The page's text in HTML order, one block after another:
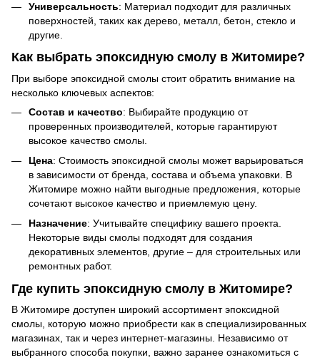
Универсальность: Материал подходит для различных
поверхностей, таких как дерево, металл, бетон, стекло и
другие.
Как выбрать эпоксидную смолу в Житомире?
При выборе эпоксидной смолы стоит обратить внимание на
несколько ключевых аспектов:
Состав и качество: Выбирайте продукцию от
проверенных производителей, которые гарантируют
высокое качество смолы.
Цена: Стоимость эпоксидной смолы может варьироваться
в зависимости от бренда, состава и объема упаковки. В
Житомире можно найти выгодные предложения, которые
сочетают высокое качество и приемлемую цену.
Назначение: Учитывайте специфику вашего проекта.
Некоторые виды смолы подходят для создания
декоративных элементов, другие – для строительных или
ремонтных работ.
Где купить эпоксидную смолу в Житомире?
В Житомире доступен широкий ассортимент эпоксидной
смолы, которую можно приобрести как в специализированных
магазинах, так и через интернет-магазины. Независимо от
выбранного способа покупки, важно заранее ознакомиться с